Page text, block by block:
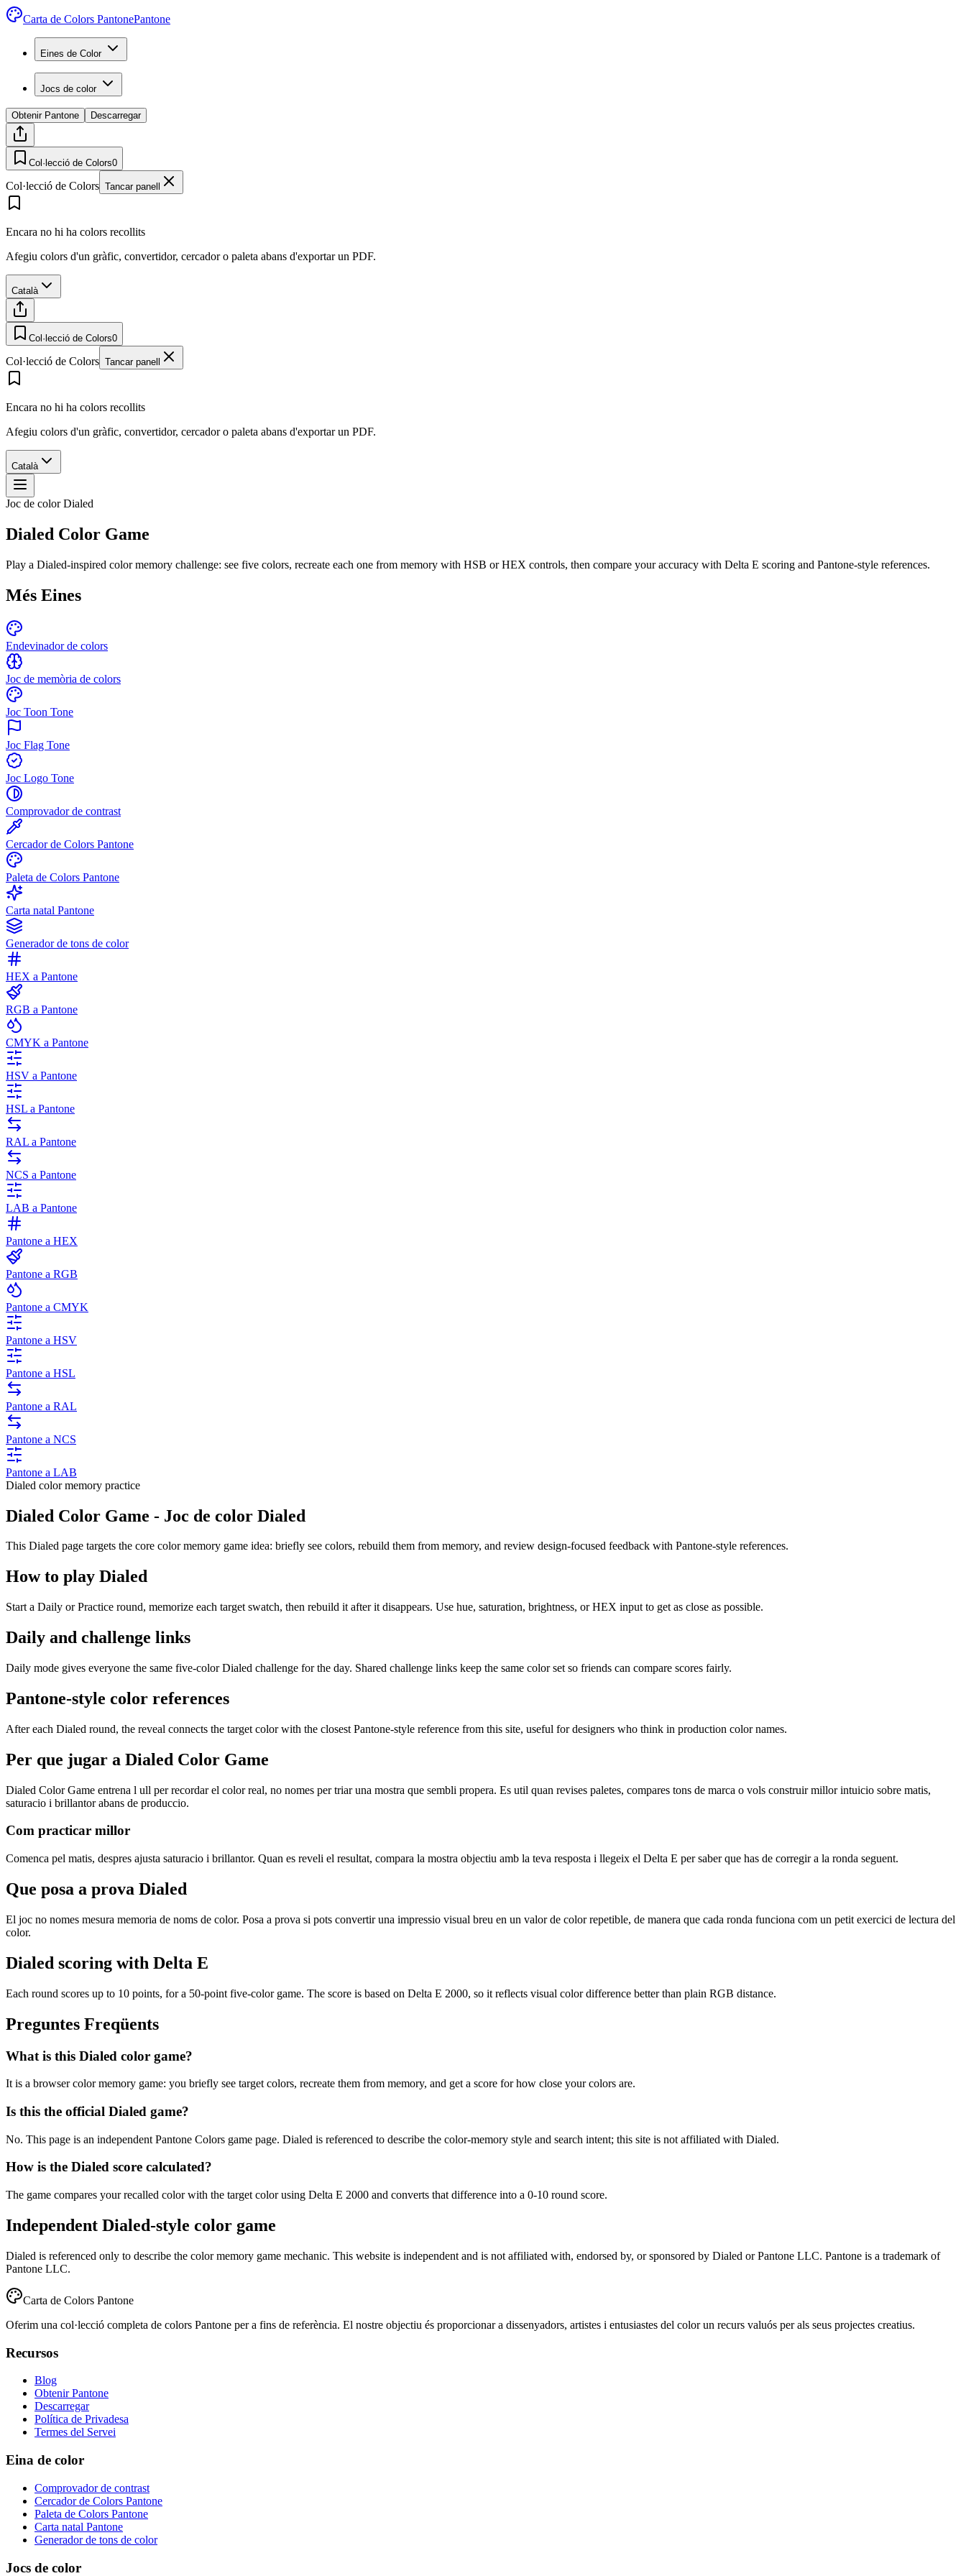
Carta de Colors PantonePantone
Eines de Color
Jocs de color
Obtenir Pantone Descarregar
Col·lecció de Colors0
Col·lecció de Colors Tancar panell
Encara no hi ha colors recollits
Afegiu colors d'un gràfic, convertidor, cercador o paleta abans d'exportar un PDF.
Català
Col·lecció de Colors0
Col·lecció de Colors Tancar panell
Encara no hi ha colors recollits
Afegiu colors d'un gràfic, convertidor, cercador o paleta abans d'exportar un PDF.
Català
Joc de color Dialed
Dialed Color Game
Play a Dialed-inspired color memory challenge: see five colors, recreate each one from memory with HSB or HEX controls, then compare your accuracy with Delta E scoring and Pantone-style references.
Més Eines
Endevinador de colors
Joc de memòria de colors
Joc Toon Tone
Joc Flag Tone
Joc Logo Tone
Comprovador de contrast
Cercador de Colors Pantone
Paleta de Colors Pantone
Carta natal Pantone
Generador de tons de color
HEX a Pantone
RGB a Pantone
CMYK a Pantone
HSV a Pantone
HSL a Pantone
RAL a Pantone
NCS a Pantone
LAB a Pantone
Pantone a HEX
Pantone a RGB
Pantone a CMYK
Pantone a HSV
Pantone a HSL
Pantone a RAL
Pantone a NCS
Pantone a LAB
Dialed color memory practice
Dialed Color Game - Joc de color Dialed
This Dialed page targets the core color memory game idea: briefly see colors, rebuild them from memory, and review design-focused feedback with Pantone-style references.
How to play Dialed
Start a Daily or Practice round, memorize each target swatch, then rebuild it after it disappears. Use hue, saturation, brightness, or HEX input to get as close as possible.
Daily and challenge links
Daily mode gives everyone the same five-color Dialed challenge for the day. Shared challenge links keep the same color set so friends can compare scores fairly.
Pantone-style color references
After each Dialed round, the reveal connects the target color with the closest Pantone-style reference from this site, useful for designers who think in production color names.
Per que jugar a Dialed Color Game
Dialed Color Game entrena l ull per recordar el color real, no nomes per triar una mostra que sembli propera. Es util quan revises paletes, compares tons de marca o vols construir millor intuicio sobre matis,
saturacio i brillantor abans de produccio.
Com practicar millor
Comenca pel matis, despres ajusta saturacio i brillantor. Quan es reveli el resultat, compara la mostra objectiu amb la teva resposta i llegeix el Delta E per saber que has de corregir a la ronda seguent.
Que posa a prova Dialed
El joc no nomes mesura memoria de noms de color. Posa a prova si pots convertir una impressio visual breu en un valor de color repetible, de manera que cada ronda funciona com un petit exercici de lectura del
color.
Dialed scoring with Delta E
Each round scores up to 10 points, for a 50-point five-color game. The score is based on Delta E 2000, so it reflects visual color difference better than plain RGB distance.
Preguntes Freqüents
What is this Dialed color game?
It is a browser color memory game: you briefly see target colors, recreate them from memory, and get a score for how close your colors are.
Is this the official Dialed game?
No. This page is an independent Pantone Colors game page. Dialed is referenced to describe the color-memory style and search intent; this site is not affiliated with Dialed.
How is the Dialed score calculated?
The game compares your recalled color with the target color using Delta E 2000 and converts that difference into a 0-10 round score.
Independent Dialed-style color game
Dialed is referenced only to describe the color memory game mechanic. This website is independent and is not affiliated with, endorsed by, or sponsored by Dialed or Pantone LLC. Pantone is a trademark of
Pantone LLC.
Carta de Colors Pantone
Oferim una col·lecció completa de colors Pantone per a fins de referència. El nostre objectiu és proporcionar a dissenyadors, artistes i entusiastes del color un recurs valuós per als seus projectes creatius.
Recursos
Blog
Obtenir Pantone
Descarregar
Política de Privadesa
Termes del Servei
Eina de color
Comprovador de contrast
Cercador de Colors Pantone
Paleta de Colors Pantone
Carta natal Pantone
Generador de tons de color
Jocs de color